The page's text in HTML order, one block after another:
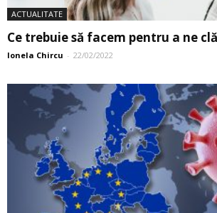
ACTUALITATE
Ce trebuie să facem pentru a ne
Ionela Chircu - 22/02/2022